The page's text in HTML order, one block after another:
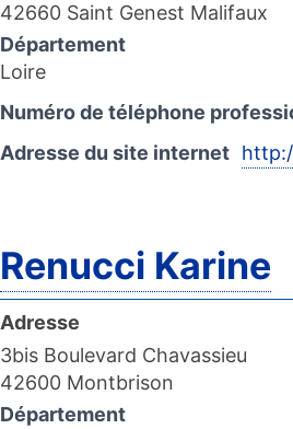
42660 Saint Genest Malifaux
Département
Loire
Numéro de téléphone
Adresse du site internet
Renucci Karine
Adresse
3bis Boulevard Chavassieu
42600 Montbrison
Département